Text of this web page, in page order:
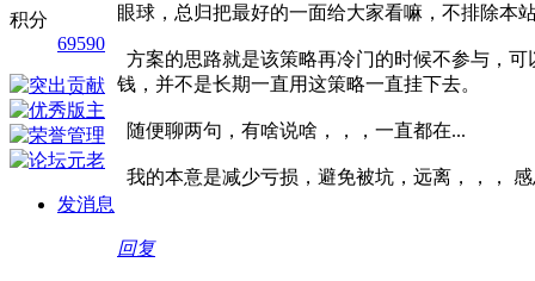
积分
69590
发消息
眼球，总归把最好的一面给大家看嘛，不排除本
方案的思路就是该策略再冷门的时候不参与，
钱，并不是长期一直用这策略一直挂下去。
随便聊两句，有啥说啥，，，一直都在...
我的本意是减少亏损，避免被坑，远离，，，
回复